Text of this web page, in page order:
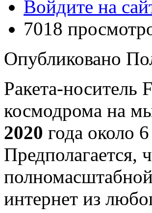
Войдите на
7018
Опубликовано
Ракета-носитель
космодрома на
2020 года около
Предполагается,
интернет из